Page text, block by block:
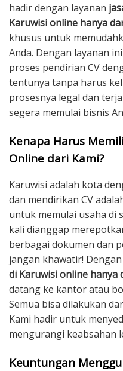
hadir dengan layanan
Karuwisi online hanya
khusus untuk
Anda. Dengan layanan
proses pendirian CV
tentunya tanpa harus
prosesnya legal dan
segera memulai bisnis
Kenapa Harus
Online dari Kami?
Karuwisi adalah kota
dan mendirikan CV
untuk memulai usaha di
kali dianggap
berbagai dokumen dan
jangan khawatir!
di Karuwisi online hanya
datang ke kantor atau
Semua bisa dilakukan
Kami hadir untuk
mengurangi keabsahan
Keuntungan